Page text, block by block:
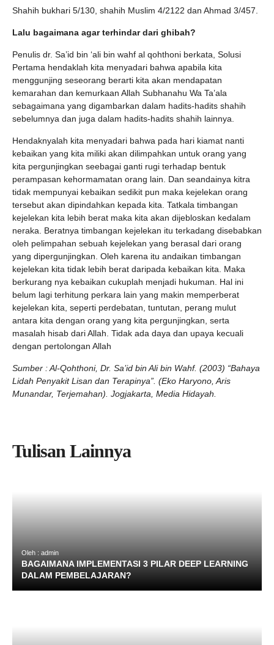
Shahih bukhari 5/130, shahih Muslim 4/2122 dan Ahmad 3/457.
Lalu bagaimana agar terhindar dari ghibah?
Penulis dr. Sa’id bin ‘ali bin wahf al qohthoni berkata, Solusi
Pertama hendaklah kita menyadari bahwa apabila kita
menggunjing seseorang berarti kita akan mendapatan
kemarahan dan kemurkaan Allah Subhanahu Wa Ta’ala
sebagaimana yang digambarkan dalam hadits-hadits shahih
sebelumnya dan juga dalam hadits-hadits shahih lainnya.
Hendaknyalah kita menyadari bahwa pada hari kiamat nanti
kebaikan yang kita miliki akan dilimpahkan untuk orang yang
kita pergunjingkan seebagai ganti rugi terhadap bentuk
perampasan kehormamatan orang lain. Dan seandainya kitra
tidak mempunyai kebaikan sedikit pun maka kejelekan orang
tersebut akan dipindahkan kepada kita. Tatkala timbangan
kejelekan kita lebih berat maka kita akan dijebloskan kedalam
neraka. Beratnya timbangan kejelekan itu terkadang disebabkan
oleh pelimpahan sebuah kejelekan yang berasal dari orang
yang dipergunjingkan. Oleh karena itu andaikan timbangan
kejelekan kita tidak lebih berat daripada kebaikan kita. Maka
berkurang nya kebaikan cukuplah menjadi hukuman. Hal ini
belum lagi terhitung perkara lain yang makin memperberat
kejelekan kita, seperti perdebatan, tuntutan, perang mulut
antara kita dengan orang yang kita pergunjingkan, serta
masalah hisab dari Allah. Tidak ada daya dan upaya kecuali
dengan pertolongan Allah
Sumber : Al-Qohthoni, Dr. Sa’id bin Ali bin Wahf. (2003) “Bahaya
Lidah Penyakit Lisan dan Terapinya”. (Eko Haryono, Aris
Munandar, Terjemahan). Jogjakarta, Media Hidayah.
Tulisan Lainnya
Oleh : admin
BAGAIMANA IMPLEMENTASI 3 PILAR DEEP LEARNING
DALAM PEMBELAJARAN?